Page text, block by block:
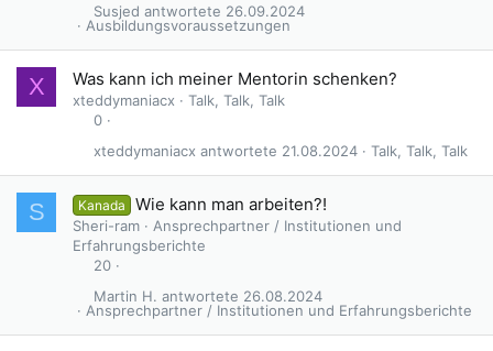
Ausbildungsvoraussetzungen
26.09.2024
Susjed
X Was kann ich meiner Mentorin schenken?
xteddymaniacx
Talk, Talk, Talk
0
Talk, Talk, Talk
21.08.2024
xteddymaniacx
S Kanada Wie kann man arbeiten?!
Sheri-ram
Ansprechpartner / Institutionen und
Erfahrungsberichte
20
Ansprechpartner / Institutionen und Erfahrungsberichte
26.08.2024
Martin H.